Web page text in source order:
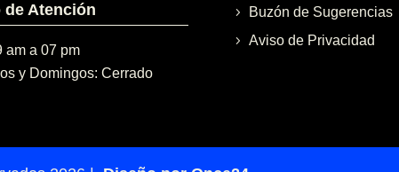
de Atención
am a 07 pm
y Domingos: Cerrado
Buzón de Sugerencias
Aviso de Privacidad